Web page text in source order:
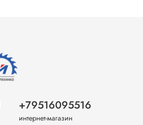
+79516095516
интернет-магазин